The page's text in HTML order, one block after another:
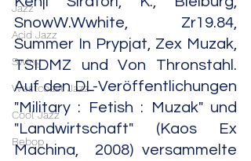
Jazz
Acid Jazz
Swing
Westcoast Jazz
Cool Jazz
Bebop
SnowW.Wwhite, Zr19.84,
Summer In Prypjat, Zex Muzak,
TSIDMZ und Von Thronstahl.
Auf den DL-Veröffentlichungen
"Military : Fetish : Muzak" und
"Landwirtschaft" (Kaos Ex
Machina,  2008) versammelte